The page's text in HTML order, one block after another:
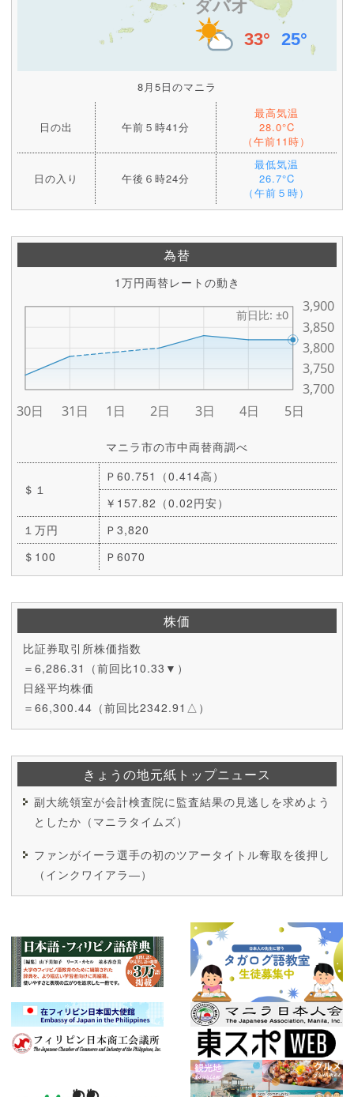
8月5日のマニラ
日の出 午前５時41分
最高気温
28.0°C
（午前11時）
日の入り 午後６時24分
最低気温
26.7°C
（午前５時）
為替
1万円両替レートの動き
マニラ市の市中両替商調べ
＄１
Ｐ60.751（0.414高）
￥157.82（0.02円安）
１万円
Ｐ3,820
＄100
Ｐ6070
株価
比証券取引所株価指数
＝6,286.31（前回比10.33▼）
日経平均株価
＝66,300.44（前回比2342.91△）
きょうの地元紙トップニュース
副大統領室が会計検査院に監査結果の見逃しを求めよう
としたか（マニラタイムズ）
ファンがイーラ選手の初のツアータイトル奪取を後押し
（インクワイアラ―）